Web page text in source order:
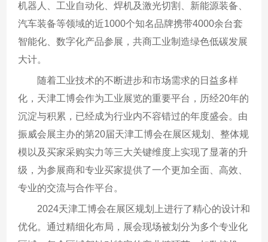
机器人、工业自动化、焊机及激光切割、新能源装备、
汽车装备等领域的近1000个知名品牌携带4000余台套
智能化、数字化产品参展，共商工业制造绿色低碳发展
大计。
随着工业技术的不断进步和市场需求的日益多样
化，天津工博会作为工业展览的重要平台，历经20年的
沉淀与积累，已经成为行业内不容错过的年度盛会。由
振威会展主办的第20届天津工博会在展区规划、整体规
模以及买家采购实力等三大关键维度上实现了显著的升
级，为参展商和专业买家提供了一个更加全面、高效、
专业的交流与合作平台。
2024天津工博会在展区规划上进行了精心的设计和
优化。通过精细化布局，展会现场被划分为多个专业化